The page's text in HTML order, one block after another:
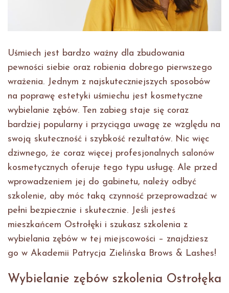
Uśmiech jest bardzo ważny dla zbudowania
pewności siebie oraz robienia dobrego pierwszego
wrażenia. Jednym z najskuteczniejszych sposobów
na poprawę estetyki uśmiechu jest kosmetyczne
wybielanie zębów. Ten zabieg staje się coraz
bardziej popularny i przyciąga uwagę ze względu na
swoją skuteczność i szybkość rezultatów. Nic więc
dziwnego, że coraz więcej profesjonalnych salonów
kosmetycznych oferuje tego typu usługę. Ale przed
wprowadzeniem jej do gabinetu, należy odbyć
szkolenie, aby móc taką czynność przeprowadzać w
pełni bezpiecznie i skutecznie. Jeśli jesteś
mieszkańcem Ostrołęki i szukasz szkolenia z
wybielania zębów w tej miejscowości – znajdziesz
go w Akademii Patrycja Zielińska Brows & Lashes!
Wybielanie zębów szkolenia Ostrołęka